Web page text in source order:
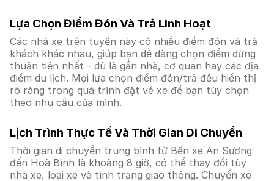
Lựa Chọn Điểm Đón Và Trả Linh Hoạt
Các nhà xe trên tuyến này có nhiều điểm đón và trả
khách khác nhau, giúp bạn dễ dàng chọn điểm dừng
thuận tiện nhất - dù là gần nhà, cơ quan hay các địa
điểm du lịch. Mọi lựa chọn điểm đón/trả đều hiển thị
rõ ràng trong quá trình đặt vé xe để bạn tùy chọn
theo nhu cầu của mình.
Lịch Trình Thực Tế Và Thời Gian Di Chuyển
Thời gian di chuyển trung bình từ Bến xe An Sương
đến Hoà Bình là khoảng 8 giờ, có thể thay đổi tùy
nhà xe, loại xe và tình trạng giao thông. Chuyến xe